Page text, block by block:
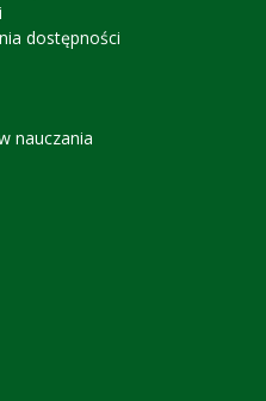
dostępności
nauczania